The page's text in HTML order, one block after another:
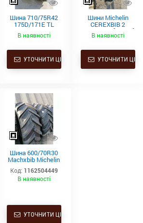
Шина 710/75R42
175D/171E TL
MACHXBIB
Michelin
В наявності
УТОЧНИТИ ЦІНУ
Шини Michelin
CEREXBIB 2
620/70R26 [173A8]
В наявності
УТОЧНИТИ ЦІНУ
Шина 600/70R30
Machxbib Michelin
152d
Код: 1162504449
В наявності
УТОЧНИТИ ЦІНУ